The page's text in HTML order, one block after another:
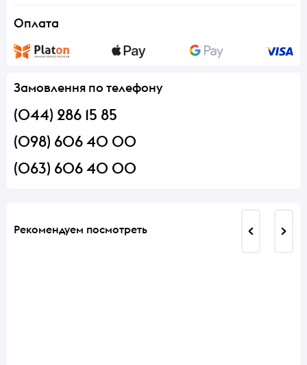
Оплата
Замовлення по телефону
(044) 286 15 85
(098) 606 40 00
(063) 606 40 00
Рекомендуем посмотреть